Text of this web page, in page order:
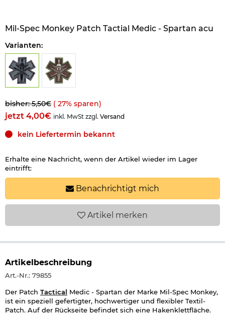
Mil-Spec Monkey Patch Tactial Medic - Spartan acu
Varianten:
bisher: 5,50€ ( 27% sparen)
jetzt 4,00€ inkl. MwSt zzgl. Versand
kein Liefertermin bekannt
Erhalte eine Nachricht, wenn der Artikel wieder im Lager
eintrifft:
Benachrichtigt mich
Artikel merken
Artikelbeschreibung
Art.-Nr.: 79855
Der Patch Tactical Medic - Spartan der Marke Mil-Spec Monkey,
ist ein speziell gefertigter, hochwertiger und flexibler Textil-
Patch. Auf der Rückseite befindet sich eine Hakenklettfläche.